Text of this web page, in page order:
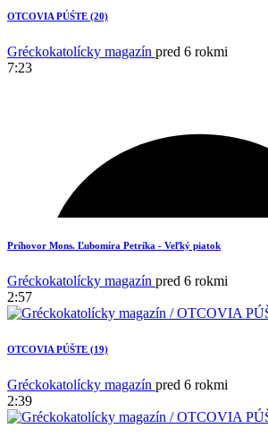
1
OTCOVIA PÚŚTE (20)
Gréckokatolícky magazín pred 6 rokmi
7:23
Príhovor Mons. Ľubomíra Petríka - Veľký piatok
Gréckokatolícky magazín pred 6 rokmi
2:57
OTCOVIA PÚŠTE (19)
Gréckokatolícky magazín pred 6 rokmi
2:39